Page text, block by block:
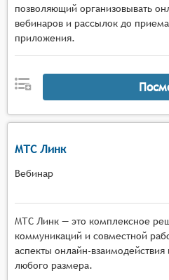
позволяющий организовывать
вебинаров и рассылок до
приложения.
МТС Линк
Вебинар
МТС Линк — это комплексное
коммуникаций и совместной
аспекты онлайн-
любого размера.